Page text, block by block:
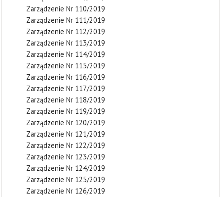
Zarządzenie Nr 110/2019
Zarządzenie Nr 111/2019
Zarządzenie Nr 112/2019
Zarządzenie Nr 113/2019
Zarządzenie Nr 114/2019
Zarządzenie Nr 115/2019
Zarządzenie Nr 116/2019
Zarządzenie Nr 117/2019
Zarządzenie Nr 118/2019
Zarządzenie Nr 119/2019
Zarządzenie Nr 120/2019
Zarządzenie Nr 121/2019
Zarządzenie Nr 122/2019
Zarządzenie Nr 123/2019
Zarządzenie Nr 124/2019
Zarządzenie Nr 125/2019
Zarządzenie Nr 126/2019